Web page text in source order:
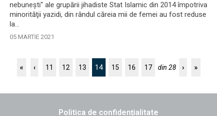
nebuneşti" ale grupării jihadiste Stat Islamic din 2014 împotriva
minorităţii yazidi, din rândul căreia mii de femei au fost reduse
la...
05 MARTIE 2021
« ‹ 11 12 13 14 15 16 17 din 28 › »
Politica de confidențialitate